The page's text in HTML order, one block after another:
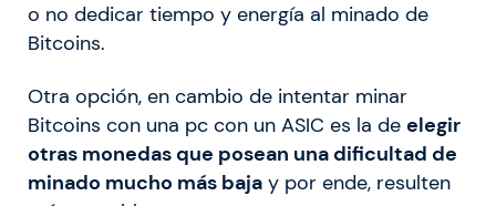
o no dedicar tiempo y energía al minado de
Bitcoins.
Otra opción, en cambio de intentar minar
Bitcoins con una pc con un ASIC es la de elegir
otras monedas que posean una dificultad de
minado mucho más baja y por ende, resulten